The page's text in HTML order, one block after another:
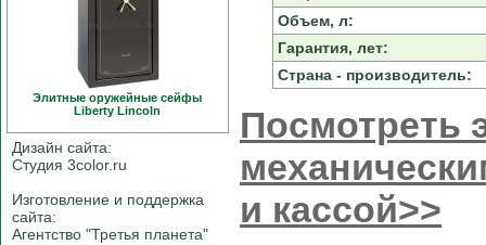
Элитные оружейные сейфы
Liberty Linсoln
Дизайн сайта:
Студия 3color.ru
Изготовление и поддержка
сайта:
Агентство "Третья планета"
Объем, л:
Гарантия, лет:
Страна - производитель:
Посмотреть
и кассой>>